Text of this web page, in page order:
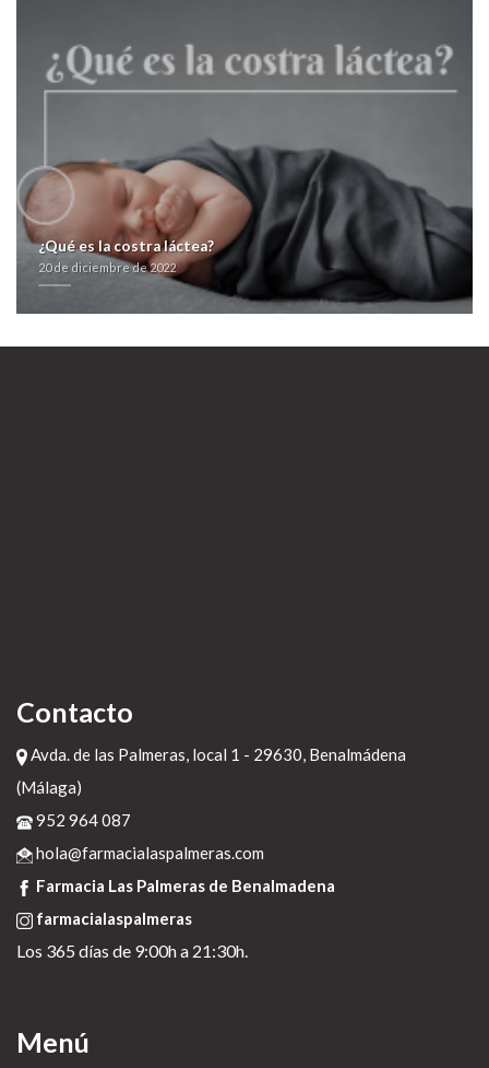
abrir publicación
si p-, te eludiré decido.
https://farmacialaspalmeras.com/laspalmerasmed-madrid-xxl-comprar-
axiago-emanera-nexium-zolrida/
https://farmacialaspalmeras.com/laspalmerasmed-paroxetina-y-paxil-
farmacialaspalmeras.comfarmacialaspalmeras.comfarmacialaspalmeras.com
Metformina generico20 de diciembre de 2022
¿Qué es la costra láctea?
20 de diciembre de 2022
Contacto
Avda. de las Palmeras, local 1 - 29630, Benalmádena
(Málaga)
952 964 087
hola@farmacialaspalmeras.com
Farmacia Las Palmeras de Benalmadena
farmacialaspalmeras
Los 365 días de 9:00h a 21:30h.
Menú